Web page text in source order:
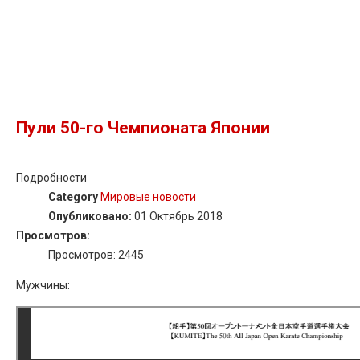
Пули 50-го Чемпионата Японии
Подробности
Category Мировые новости
Опубликовано: 01 Октябрь 2018
Просмотров:
Просмотров: 2445
Мужчины: